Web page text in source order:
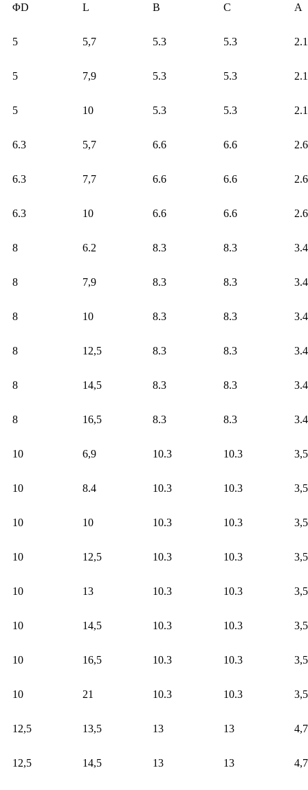
ΦD L B C A
5 5,7 5.3 5.3 2.1
5 7,9 5.3 5.3 2.1
5 10 5.3 5.3 2.1
6.3 5,7 6.6 6.6 2.6
6.3 7,7 6.6 6.6 2.6
6.3 10 6.6 6.6 2.6
8 6.2 8.3 8.3 3.4
8 7,9 8.3 8.3 3.4
8 10 8.3 8.3 3.4
8 12,5 8.3 8.3 3.4
8 14,5 8.3 8.3 3.4
8 16,5 8.3 8.3 3.4
10 6,9 10.3 10.3 3,5
10 8.4 10.3 10.3 3,5
10 10 10.3 10.3 3,5
10 12,5 10.3 10.3 3,5
10 13 10.3 10.3 3,5
10 14,5 10.3 10.3 3,5
10 16,5 10.3 10.3 3,5
10 21 10.3 10.3 3,5
12,5 13,5 13 13 4,7
12,5 14,5 13 13 4,7